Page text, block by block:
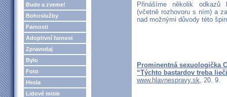
Bude a zveme!
Bohoslužby
Farnosti
Adoptivní farnost
Zpravodaj
Bylo
Foto
Hesla
Lidové misie
Přinášíme několik
(včetně rozhovoru s ním) a
nad možnými důvody této
Prominentná sexuologička
“Týchto bastardov treba
www.hlavnespravy.sk, 20. 9.